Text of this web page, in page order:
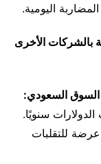
اليومية.
بالشركات الأخرى
السوق السعودي:
الدولارات سنويًا.
عرضة للتقلبات